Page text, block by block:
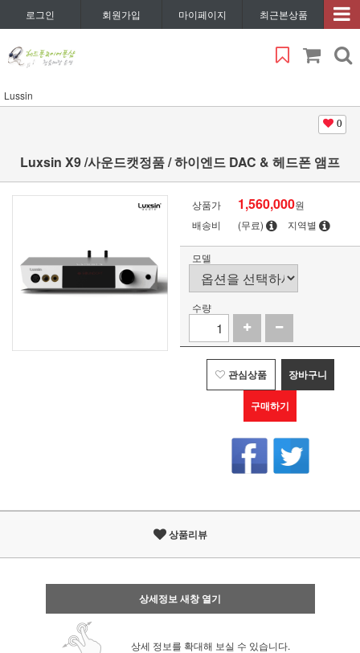
로그인 회원가입 마이페이지 최근본상품
Lussin
0
Luxsin X9 /사운드캣정품 / 하이엔드 DAC & 헤드폰 앰프
상품가 1,560,000원
배송비
(무료) 지역별
모델
수량
관심상품 장바구니
구매하기
상품리뷰
상세정보 새창 열기
상세 정보를 확대해 보실 수 있습니다.